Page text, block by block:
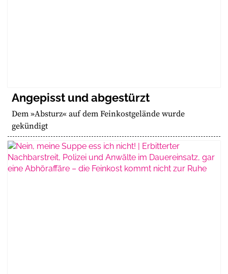
Angepisst und abgestürzt
Dem »Absturz« auf dem Feinkostgelände wurde
gekündigt